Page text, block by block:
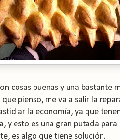
cosas buenas y una bastante
pienso, me va a salir la
la economía, ya que
y esto es una gran putada
es algo que tiene solución.